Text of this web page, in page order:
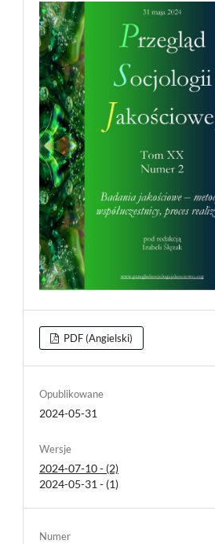
PDF (Angielski)
Opublikowane
2024-05-31
Wersje
2024-07-10 - (2)
2024-05-31 - (1)
Numer